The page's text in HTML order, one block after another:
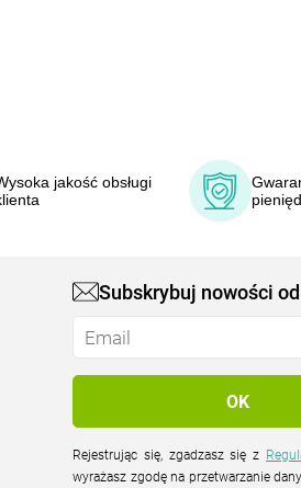
jakość obsługi
Subskrybuj nowości
Rejestrując się, zgadzasz się z
wyrażasz zgodę na przetwarzanie